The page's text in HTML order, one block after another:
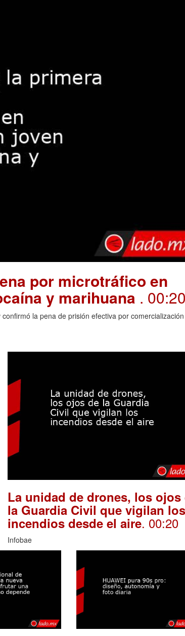
por microtráfico en
y marihuana . 00:20
la pena de prisión efectiva por
La unidad de drones, los ojos
la Guardia Civil que vigilan los
incendios desde el aire. 00:20
Infobae